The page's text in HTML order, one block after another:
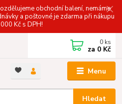
obchodní balení, nemáme
a poštovné je zdarma při nákupu
Kč s DPH!
Menu
Hledat
0 ks
za 0 Kč